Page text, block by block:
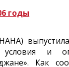
годы
условия и
Как